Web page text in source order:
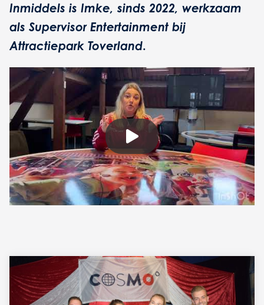
Inmiddels is Imke, sinds 2022, werkzaam
als Supervisor Entertainment bij
Attractiepark Toverland.